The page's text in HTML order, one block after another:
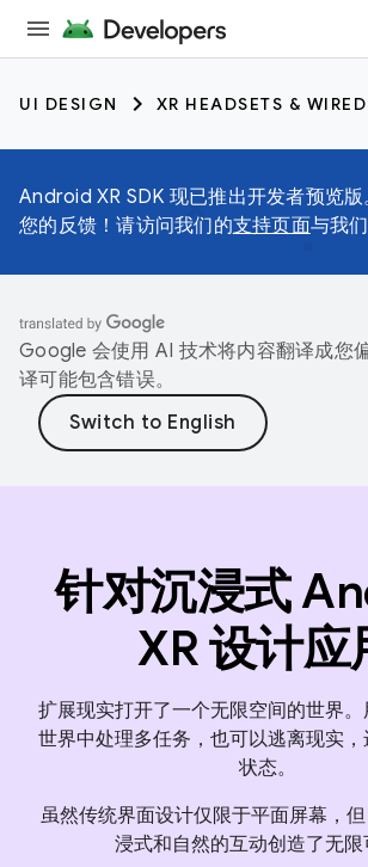
UI DESIGN XR HEADSETS &
Android XR SDK 现已推出开发者预览
您的反馈！请访问我们的支持页面与我们
Google 会使用 AI 技术将内容翻译成您
译可能包含错误。
针对沉浸式
XR 设计应
扩展现实打开了一个无限空间的世界
世界中处理多任务，也可以逃离现实
状态。
虽然传统界面设计仅限于平面屏幕，
浸式和自然的互动创造了无限